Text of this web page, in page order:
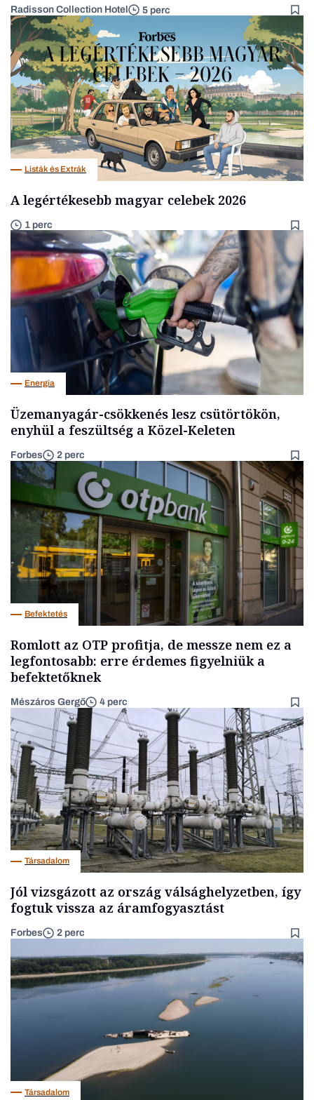
Radisson Collection Hotel 5 perc
Listák és Extrák
A legértékesebb magyar celebek 2026
1 perc
Energia
Üzemanyagár-csökkenés lesz csütörtökön,
enyhül a feszültség a Közel-Keleten
Forbes 2 perc
Befektetés
Romlott az OTP profitja, de messze nem ez a
legfontosabb: erre érdemes figyelniük a
befektetőknek
Mészáros Gergő 4 perc
Társadalom
Jól vizsgázott az ország válsághelyzetben, így
fogtuk vissza az áramfogyasztást
Forbes 2 perc
Társadalom